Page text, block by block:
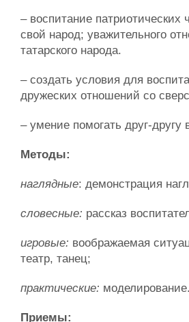
– воспитание патриотических
свой народ; уважительного
татарского народа.
– создать условия для
дружеских отношений со
– умение помогать друг-
Методы:
наглядные: демонстрация
словесные: рассказ
игровые: воображаемая
театр, танец;
практические:
Приемы: